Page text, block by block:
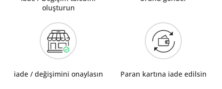
oluşturun
iade / değişimini onaylasın Paran kartına iade edilsin